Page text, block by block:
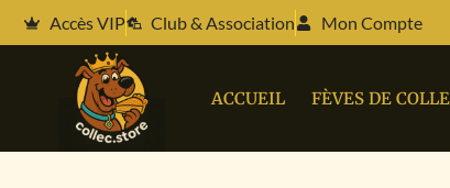
Accès VIP Club & Association Mon Compte
ACCUEIL FÈVES DE